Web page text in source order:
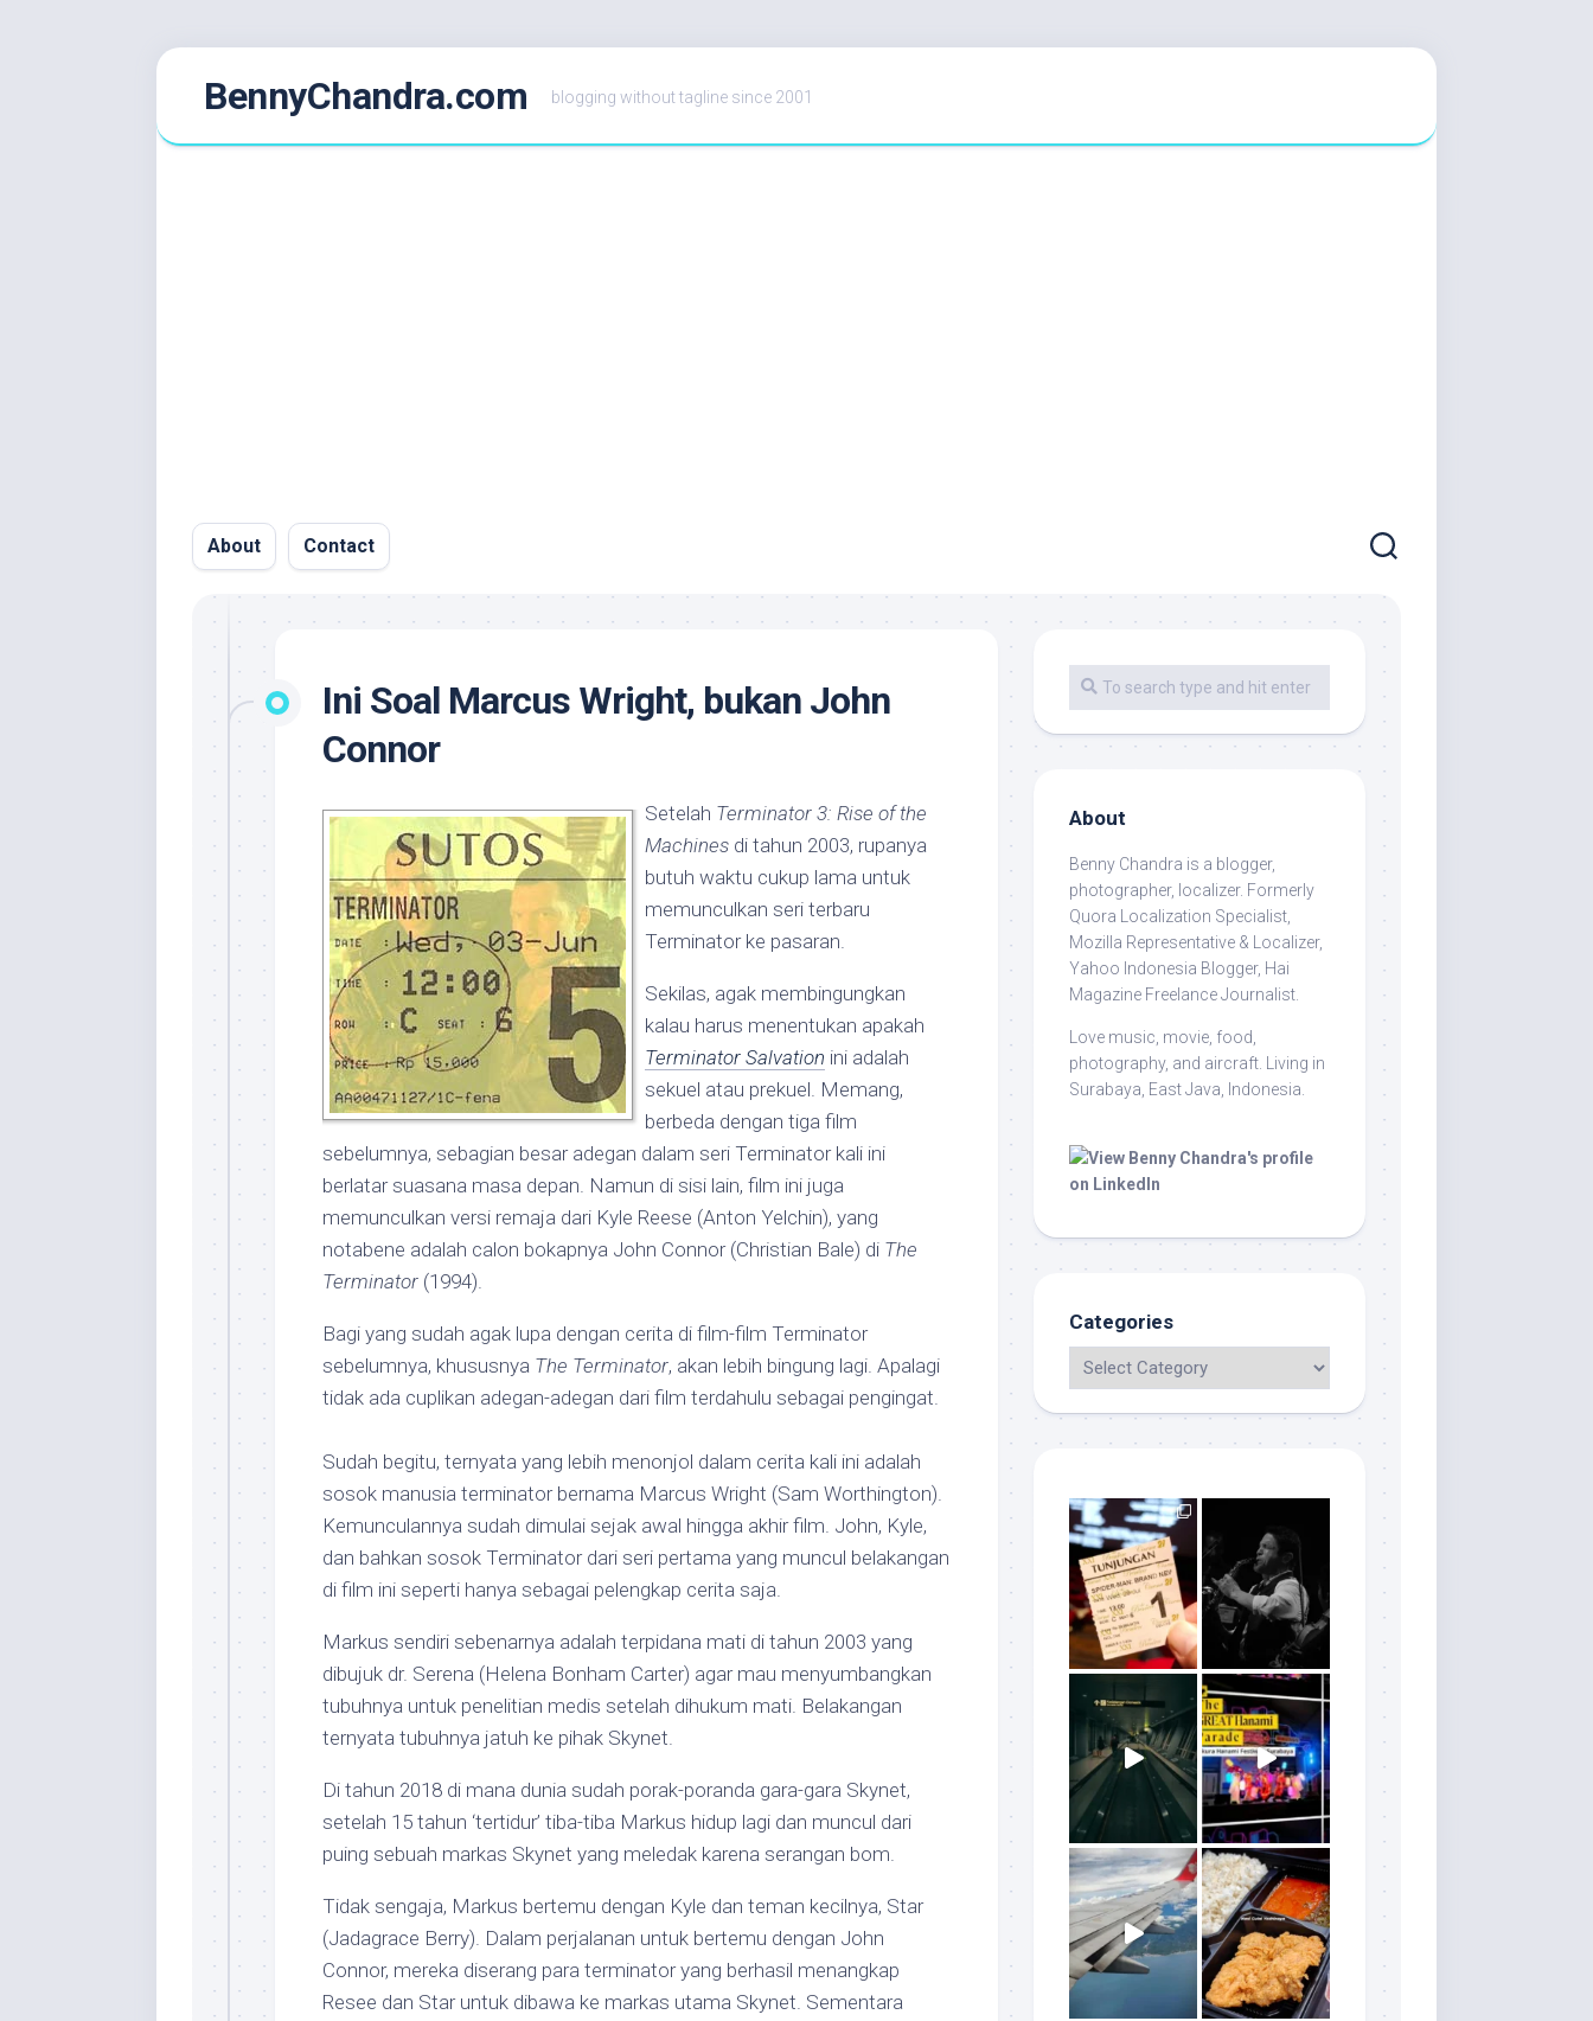
BennyChandra.com blogging without tagline since 2001
About Contact
Ini Soal Marcus Wright, bukan John
Connor
Setelah Terminator 3: Rise of the
Machines di tahun 2003, rupanya
butuh waktu cukup lama untuk
memunculkan seri terbaru
Terminator ke pasaran.
Sekilas, agak membingungkan
kalau harus menentukan apakah
Terminator Salvation ini adalah
sekuel atau prekuel. Memang,
berbeda dengan tiga film
sebelumnya, sebagian besar adegan dalam seri Terminator kali ini
berlatar suasana masa depan. Namun di sisi lain, film ini juga
memunculkan versi remaja dari Kyle Reese (Anton Yelchin), yang
notabene adalah calon bokapnya John Connor (Christian Bale) di The
Terminator (1994).
Bagi yang sudah agak lupa dengan cerita di film-film Terminator
sebelumnya, khususnya The Terminator, akan lebih bingung lagi. Apalagi
tidak ada cuplikan adegan-adegan dari film terdahulu sebagai pengingat.
Sudah begitu, ternyata yang lebih menonjol dalam cerita kali ini adalah
sosok manusia terminator bernama Marcus Wright (Sam Worthington).
Kemunculannya sudah dimulai sejak awal hingga akhir film. John, Kyle,
dan bahkan sosok Terminator dari seri pertama yang muncul belakangan
di film ini seperti hanya sebagai pelengkap cerita saja.
Markus sendiri sebenarnya adalah terpidana mati di tahun 2003 yang
dibujuk dr. Serena (Helena Bonham Carter) agar mau menyumbangkan
tubuhnya untuk penelitian medis setelah dihukum mati. Belakangan
ternyata tubuhnya jatuh ke pihak Skynet.
Di tahun 2018 di mana dunia sudah porak-poranda gara-gara Skynet,
setelah 15 tahun ‘tertidur’ tiba-tiba Markus hidup lagi dan muncul dari
puing sebuah markas Skynet yang meledak karena serangan bom.
Tidak sengaja, Markus bertemu dengan Kyle dan teman kecilnya, Star
(Jadagrace Berry). Dalam perjalanan untuk bertemu dengan John
Connor, mereka diserang para terminator yang berhasil menangkap
Resee dan Star untuk dibawa ke markas utama Skynet. Sementara
About
Benny Chandra is a blogger,
photographer, localizer. Formerly
Quora Localization Specialist,
Mozilla Representative & Localizer,
Yahoo Indonesia Blogger, Hai
Magazine Freelance Journalist.
Love music, movie, food,
photography, and aircraft. Living in
Surabaya, East Java, Indonesia.
Categories